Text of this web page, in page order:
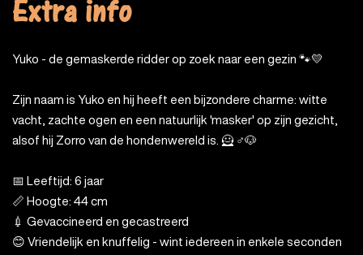
Extra info
Yuko - de gemaskerde ridder op zoek naar een gezin 🐾💛
Zijn naam is Yuko en hij heeft een bijzondere charme: witte
vacht, zachte ogen en een natuurlijk 'masker' op zijn gezicht,
alsof hij Zorro van de hondenwereld is. 🦸 ♂️🐶
📅 Leeftijd: 6 jaar
📏 Hoogte: 44 cm
💉 Gevaccineerd en gecastreerd
😊 Vriendelijk en knuffelig - wint iedereen in enkele seconden